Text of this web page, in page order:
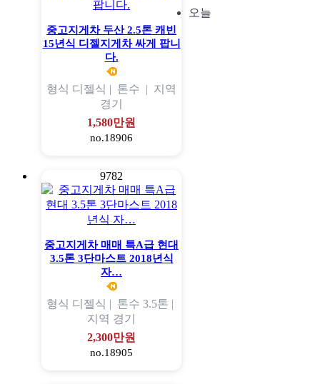
중고지게차 두산 2.5톤 캐빈
15년식 디젤지게차 싸게 팝니
다.
형식 디젤식 | 톤수 | 지역
경기
1,580만원
no.18906
9782
중고지게차 매매 특A급 현대
3.5톤 3단마스트 2018년식
자…
형식 디젤식 | 톤수 3.5톤 |
지역 경기
2,300만원
no.18905
오늘